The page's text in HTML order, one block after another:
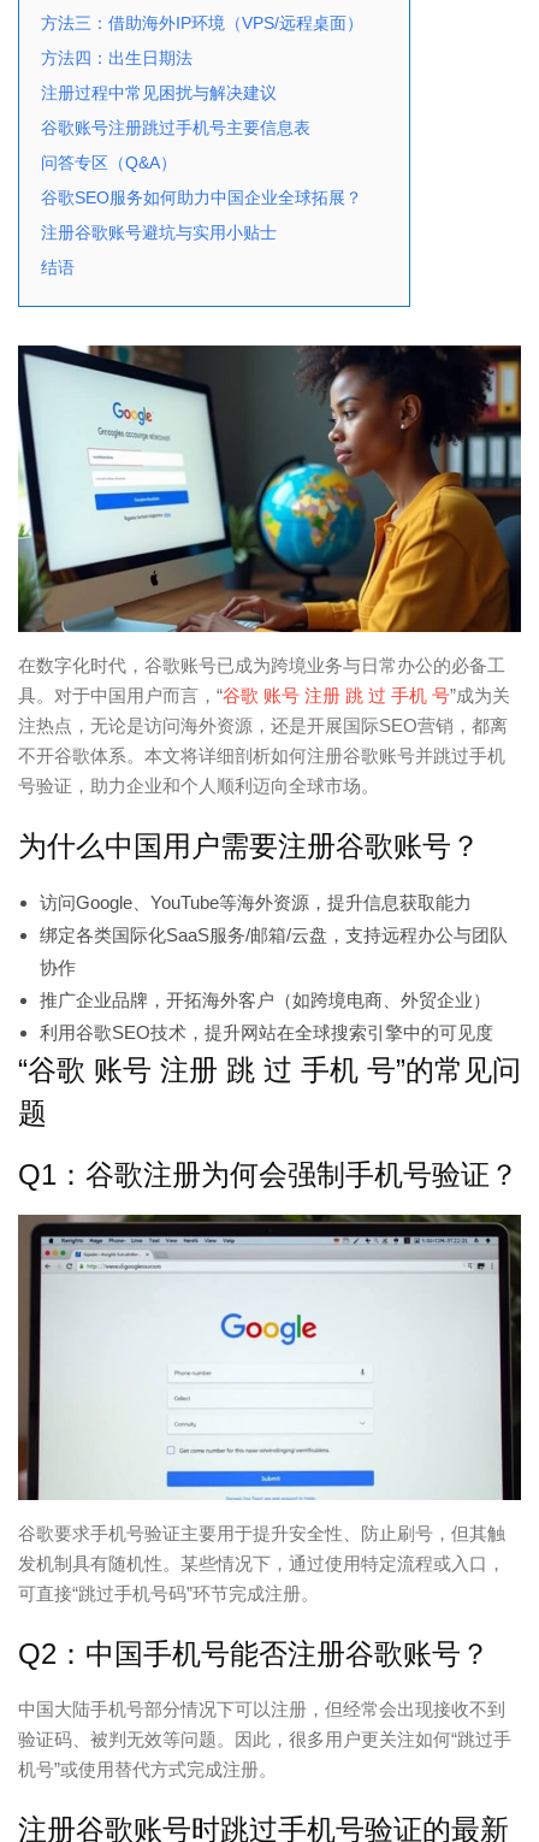
方法三：借助海外IP环境（VPS/远程桌面）
方法四：出生日期法
注册过程中常见困扰与解决建议
谷歌账号注册跳过手机号主要信息表
问答专区（Q&A）
谷歌SEO服务如何助力中国企业全球拓展？
注册谷歌账号避坑与实用小贴士
结语
在数字化时代，谷歌账号已成为跨境业务与日常办公的必备工
具。对于中国用户而言，“谷歌 账号 注册 跳 过 手机 号”成为关
注热点，无论是访问海外资源，还是开展国际SEO营销，都离
不开谷歌体系。本文将详细剖析如何注册谷歌账号并跳过手机
号验证，助力企业和个人顺利迈向全球市场。
为什么中国用户需要注册谷歌账号？
访问Google、YouTube等海外资源，提升信息获取能力
绑定各类国际化SaaS服务/邮箱/云盘，支持远程办公与团队
协作
推广企业品牌，开拓海外客户（如跨境电商、外贸企业）
利用谷歌SEO技术，提升网站在全球搜索引擎中的可见度
“谷歌 账号 注册 跳 过 手机 号”的常见问
题
Q1：谷歌注册为何会强制手机号验证？
谷歌要求手机号验证主要用于提升安全性、防止刷号，但其触
发机制具有随机性。某些情况下，通过使用特定流程或入口，
可直接“跳过手机号码”环节完成注册。
Q2：中国手机号能否注册谷歌账号？
中国大陆手机号部分情况下可以注册，但经常会出现接收不到
验证码、被判无效等问题。因此，很多用户更关注如何“跳过手
机号”或使用替代方式完成注册。
注册谷歌账号时跳过手机号验证的最新